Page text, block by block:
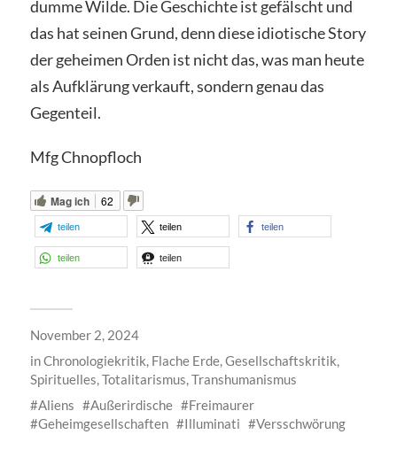
dumme Wilde. Die Geschichte ist gefälscht und
das hat seinen Grund, denn diese idiotische Story
der geheimen Orden ist nicht das, was man heute
als Aufklärung verkauft, sondern genau das
Gegenteil.
Mfg Chnopfloch
Mag ich 62
teilen teilen teilen
teilen teilen
November 2, 2024
inChronologiekritik Flache Erde, Gesellschaftskritik
Spirituelles Totalitarismus Transhumanismus
Aliens
Außerirdische
Freimaurer
Geheimgesellschaften
Illuminati Versschwörung